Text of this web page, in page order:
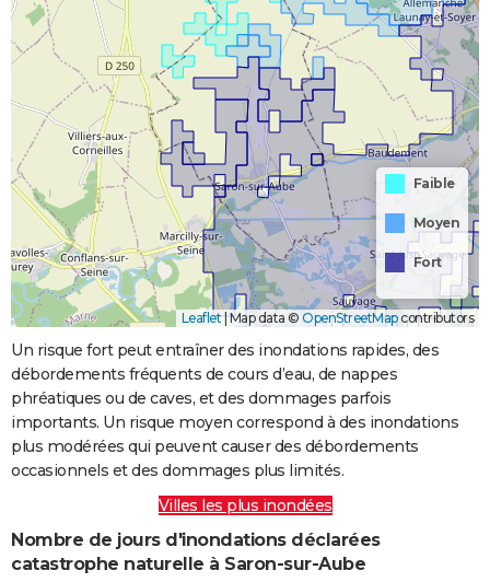
Faible
Moyen
Fort
Leaflet|Map data © OpenStreetMapcontributors
Un risque fort peut entraîner des inondations rapides, des
débordements fréquents de cours d’eau, de nappes
phréatiques ou de caves, et des dommages parfois
importants. Un risque moyen correspond à des inondations
plus modérées qui peuvent causer des débordements
occasionnels et des dommages plus limités.
Villes les plus inondées
Nombre de jours d'inondations déclarées
catastrophe naturelle à Saron-sur-Aube